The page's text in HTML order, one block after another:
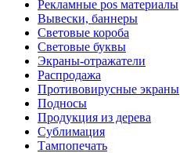
Рекламные pos материалы
Вывески, баннеры
Световые короба
Световые буквы
Экраны-отражатели
Распродажа
Противовирусные экраны
Подносы
Продукция из дерева
Сублимация
Тампопечать